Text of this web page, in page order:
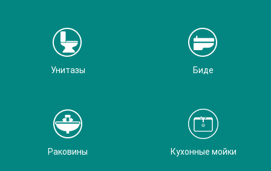
Унитазы Биде
Раковины Кухонные мойки